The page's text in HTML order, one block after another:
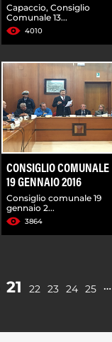
Capaccio, Consiglio
Comunale 13...
4010
CONSIGLIO COMUNALE
19 GENNAIO 2016
Consiglio comunale 19
gennaio 2...
3864
21 22 23 24 25 …